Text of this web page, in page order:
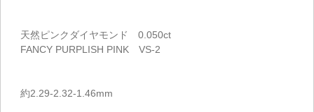
天然ピンクダイヤモンド 0.050ct
FANCY PURPLISH PINK VS-2
約2.29-2.32-1.46mm